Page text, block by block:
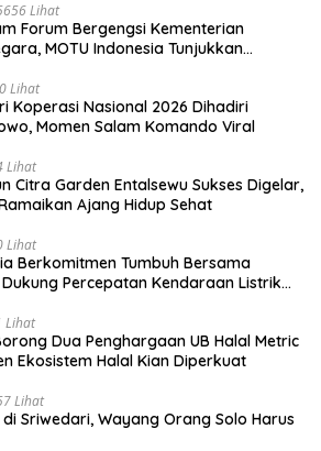
Lihat
Forum Bergengsi Kementerian
MOTU Indonesia Tunjukkan
Lihat
Koperasi Nasional 2026 Dihadiri
Momen Salam Komando Viral
Lihat
Citra Garden Entalsewu Sukses Digelar,
Ajang Hidup Sehat
Lihat
Berkomitmen Tumbuh Bersama
Percepatan Kendaraan Listrik
Lihat
Dua Penghargaan UB Halal Metric
Ekosistem Halal Kian Diperkuat
Lihat
Sriwedari, Wayang Orang Solo Harus